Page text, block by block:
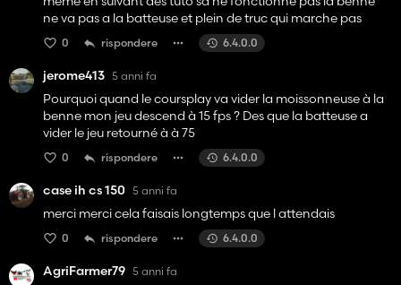
ne va pas a la batteuse et plein de truc qui marche pas
0 rispondere 6.4.0.0
jerome413 5 anni fa
Pourquoi quand le coursplay va vider la moissonneuse à la
benne mon jeu descend à 15 fps ? Des que la batteuse a
vider le jeu retourné à à 75
0 rispondere 6.4.0.0
case ih cs 150 5 anni fa
merci merci cela faisais longtemps que l attendais
0 rispondere 6.4.0.0
AgriFarmer79 5 anni fa